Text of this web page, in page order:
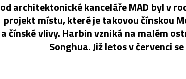
od architektonické kanceláře MAD byl v
projekt místu, které je takovou čínskou
a čínské vlivy. Harbin vzniká na malém
Songhua. Již letos v červenci